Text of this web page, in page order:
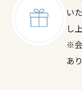
い
し
※
あ